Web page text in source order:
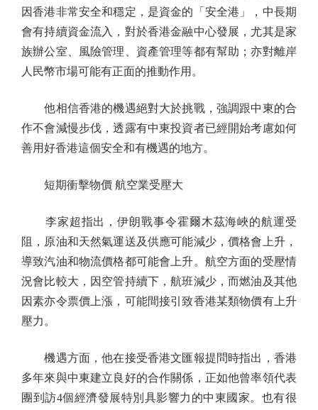
因香港非常安全和穩定，是資金的「安全港」，中長期
會有持續資金流入，對於香港金融中心發展，尤其是家
族辦公室、風險管理、資產管理等都有幫助；亦對離岸
人民幣市場可能有正面的推動作用。
他相信香港的機遇絕對大於挑戰，強調跟中東的合
作不會減慢步伐，透露有中東投資者已經開始考慮如何
善用好香港這個安全和有機遇的地方。
短期衝擊物價 航空業受壓大
李家超指出，伊朗戰事令霍爾木茲海峽的航運受
阻，原油和天然氣運送及供應可能減少，價格會上升，
導致汽油和物流價格都可能會上升。航空方面的受壓情
況會比較大，因空管持續下，航班減少，而燃油及其他
因素亦令票價上漲，可能間接引致香港某類物價有上升
壓力。
機遇方面，他在接受香港文匯報提問時指出，香港
多年來與中東建立良好的合作關係，正如他曾率領代表
團到訪4個經濟發展特別具影響力的中東國家。也有很